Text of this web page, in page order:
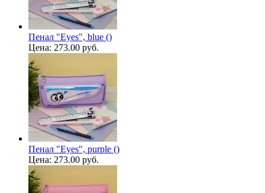
Пенал "Eyes", blue ()
Цена: 273.00 руб.
Пенал "Eyes", purple ()
Цена: 273.00 руб.